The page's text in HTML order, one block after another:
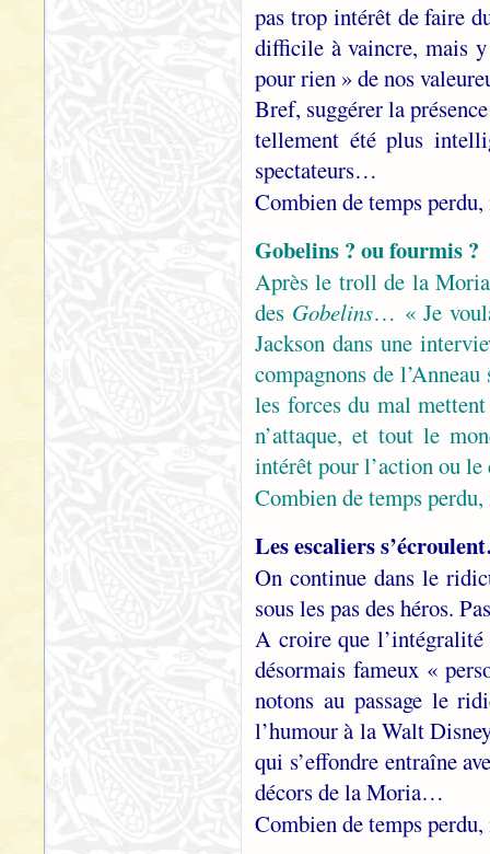
pas trop intérêt de faire
difficile à vaincre, mais
pour rien » de nos
Bref, suggérer la
tellement été plus
spectateurs…
Combien de temps
Gobelins ? ou fourmis ?
Après le troll de la
des Gobelins… « Je
Jackson dans une
compagnons de
les forces du mal
n’attaque, et tout le
intérêt pour l’action ou
Combien de temps
Les escaliers
On continue dans le
sous les pas des héros.
A croire que l’intégralité
désormais fameux «
notons au passage le
l’humour à la Walt
qui s’effondre entraîne
décors de la Moria…
Combien de temps